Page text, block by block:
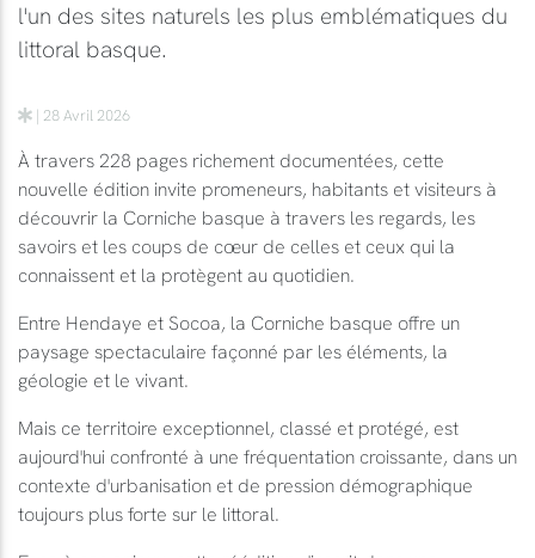
l'un des sites naturels les plus emblématiques du
littoral basque.
| 28 Avril 2026
À travers 228 pages richement documentées, cette
nouvelle édition invite promeneurs, habitants et visiteurs à
découvrir la Corniche basque à travers les regards, les
savoirs et les coups de cœur de celles et ceux qui la
connaissent et la protègent au quotidien.
Entre Hendaye et Socoa, la Corniche basque offre un
paysage spectaculaire façonné par les éléments, la
géologie et le vivant.
Mais ce territoire exceptionnel, classé et protégé, est
aujourd'hui confronté à une fréquentation croissante, dans un
contexte d'urbanisation et de pression démographique
toujours plus forte sur le littoral.